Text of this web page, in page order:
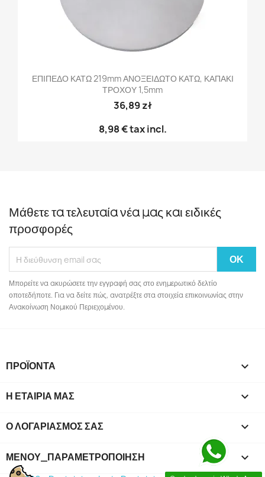
ΕΠΙΠΕΔΟ ΚΑΤΩ 219mm ΑΝΟΞΕΙΔΩΤΟ ΚΑΤΩ, ΚΑΠΑΚΙ
ΤΡΟΧΟΥ 1,5mm
36,89 zł
8,98 €tax incl.
Μάθετε τα τελευταία νέα μας και ειδικές
προσφορές
Μπορείτε να ακυρώσετε την εγγραφή σας στο ενημερωτικό δελτίο
οποτεδήποτε. Για να δείτε πώς, ανατρέξτε στα στοιχεία επικοινωνίας στην
Ανακοίνωση Νομικού Περιεχομένου.
ΠΡΟΪΌΝΤΑ 
Η ΕΤΑΙΡΊΑ ΜΑΣ 
Ο ΛΟΓΑΡΙΑΣΜΌΣ ΣΑΣ 
ΜΕΝΟΎ_ΠΑΡΑΜΕΤΡΟΠΟΊΗΣΗ keyboard_arrow_down